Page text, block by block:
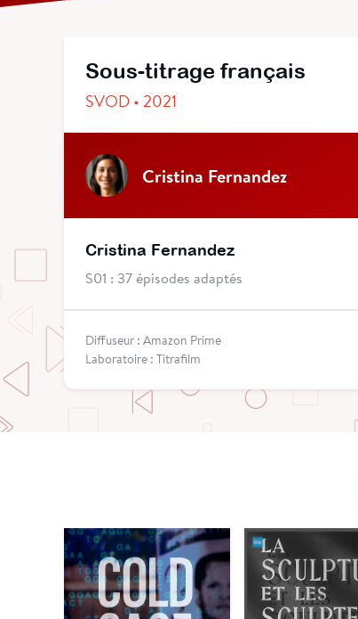
Sous-titrage français
SVOD • 2021
Cristina Fernandez
Cristina Fernandez
S01 : 37 épisodes adaptés
Diffuseur : Amazon Prime
Laboratoire : Titrafilm